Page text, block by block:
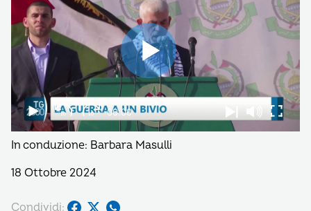
In conduzione: Barbara Masulli
18 Ottobre 2024
Condividi: